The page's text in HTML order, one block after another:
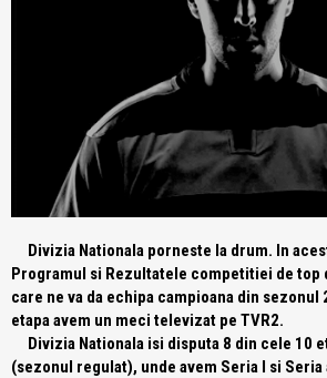
Divizia Nationala porneste la drum. In
Programul si Rezultatele competitiei de top
care ne va da echipa campioana din
etapa avem un meci televizat pe TVR2.
Divizia Nationala isi disputa 8 din cele 10
(sezonul regulat), unde avem Seria I si